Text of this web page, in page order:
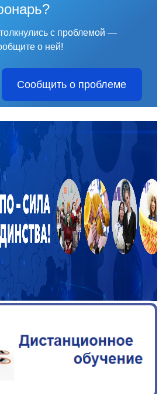
с проблемой —
о ней!
Сообщить о проблеме